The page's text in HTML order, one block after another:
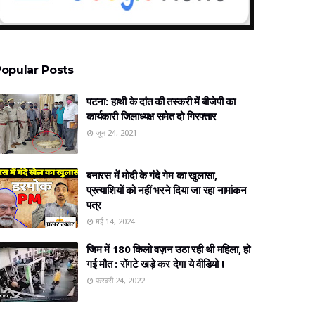
Posts
पटना: हाथी के दांत की तस्करी में बीजेपी का
कार्यकारी जिलाध्यक्ष समेत दो गिरफ्तार
जून 24, 2021
बनारस में मोदी के गंदे गेम का खुलासा,
प्रत्‍याशियों को नहीं भरने दिया जा रहा नामांकन
पत्र
मई 14, 2024
जिम में 180 किलो वज़न उठा रही थी महिला, हो
गई मौत : रोंगटे खड़े कर देगा ये वीडियो !
फ़रवरी 24, 2022